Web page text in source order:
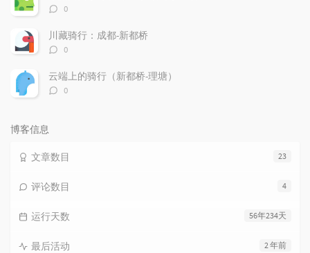
评
数：
0
川藏骑行：成都-新都桥
评
数：
0
云端上的骑行（新都桥-理塘）
评
0
博客信息
23
文章数目
4
评论数目
56年234天
运行天数
2 年前
最后活动